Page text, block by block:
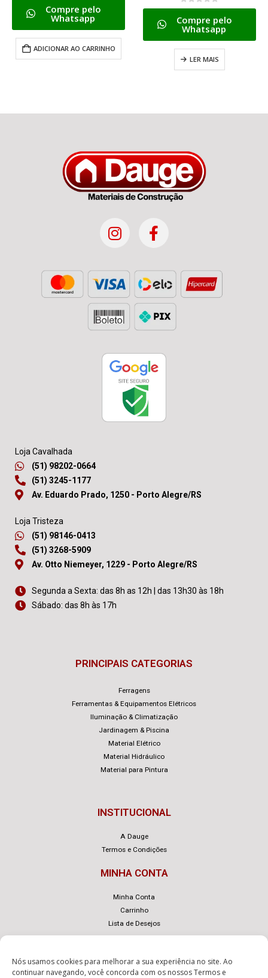
Nós usamos cookies para melhorar a sua experiência no site. Ao
continuar navegando, você concorda com os nossosTermos e
Compre pelo
Whatsapp
ADICIONAR AO CARRINHO
0de 5
Compre pelo
Whatsapp
LER MAIS
Loja Cavalhada
(51) 98202-0664
(51) 3245-1177
Av. Eduardo Prado, 1250 - Porto Alegre/RS
Loja Tristeza
(51) 98146-0413
(51) 3268-5909
Av. Otto Niemeyer, 1229 - Porto Alegre/RS
Segunda a Sexta: das 8h as 12h | das 13h30 às 18h
Sábado: das 8h às 17h
PRINCIPAIS CATEGORIAS
Ferragens
Ferramentas & Equipamentos Elétricos
Iluminação & Climatização
Jardinagem & Piscina
Material Elétrico
Material Hidráulico
Material para Pintura
INSTITUCIONAL
A Dauge
Termos e Condições
MINHA CONTA
Minha Conta
Carrinho
Lista de Desejos